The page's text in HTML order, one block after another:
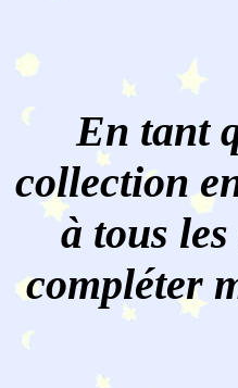
En tant
collection
à tous
compléter